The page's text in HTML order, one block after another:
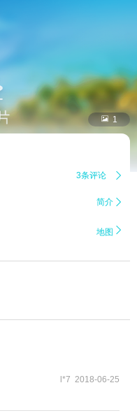
 1
3条评论 
简介 
地图 
l*7 2018-06-25